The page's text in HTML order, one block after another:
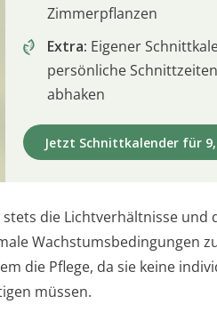
Zimmerpflanzen
Extra: Eigener
persönliche
abhaken
Jetzt Schnittkalender für
die Lichtverhältnisse und
Wachstumsbedingungen
die Pflege, da sie keine
müssen.